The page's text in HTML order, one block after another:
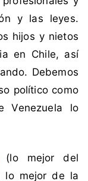
y las leyes.
hijos y nietos
en Chile, así
Debemos
político como
Venezuela lo
(lo mejor del
lo mejor de la